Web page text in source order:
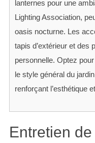
lanternes pour une
Lighting Association,
oasis nocturne. Les
tapis d’extérieur et des
personnelle. Optez
le style général du
renforçant l’esthétique
Entretien